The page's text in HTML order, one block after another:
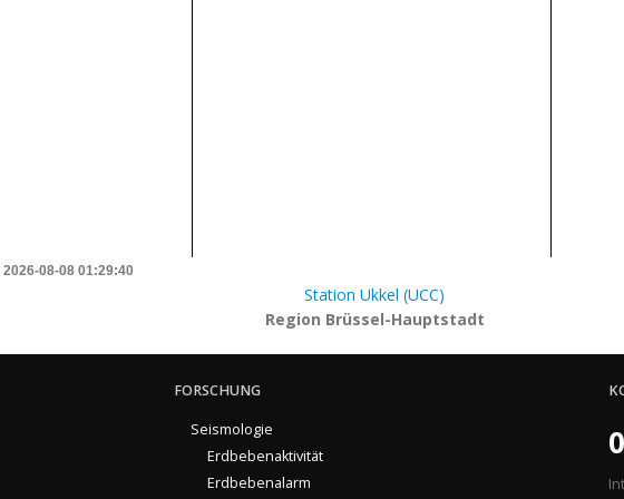
2026-08-08 01:29:40
Station Ukkel (UCC)
Region Brüssel-Hauptstadt
FORSCHUNG
Seismologie
Erdbebenaktivität
Erdbebenalarm